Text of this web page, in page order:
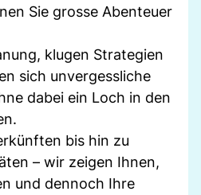
Sie grosse Abenteuer
klugen Strategien
sich unvergessliche
dabei ein Loch in den
bis hin zu
– wir zeigen Ihnen,
und dennoch Ihre